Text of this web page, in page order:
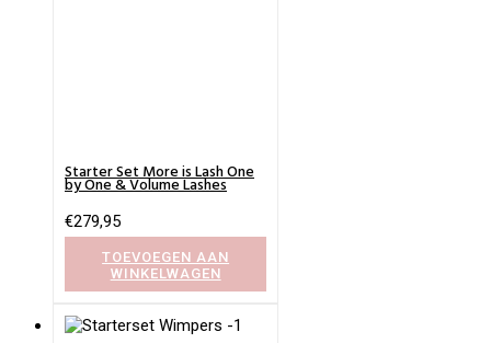
Starter Set More is Lash One
by One & Volume Lashes
€279,95
TOEVOEGEN AAN
WINKELWAGEN